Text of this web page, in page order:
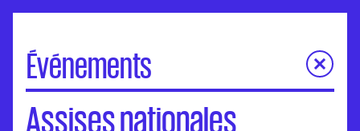
Événements
Portes Ouvertes
Assises nationales